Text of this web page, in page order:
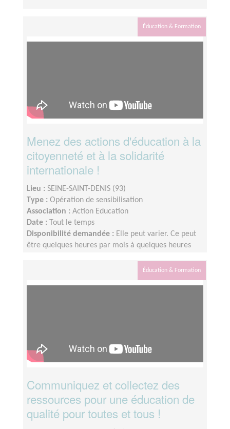
Éducation & Formation
Menez des actions d'éducation à la
citoyenneté et à la solidarité
internationale !
Lieu : SEINE-SAINT-DENIS (93)
Type : Opération de sensibilisation
Association : Action Education
Date :
Tout le temps
Disponibilité demandée : Elle peut varier. Ce peut
être quelques heures par mois à quelques heures
Éducation & Formation
Communiquez et collectez des
ressources pour une éducation de
qualité pour toutes et tous !